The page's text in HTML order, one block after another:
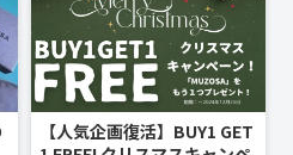
【人気企画復活】BUY1 GET